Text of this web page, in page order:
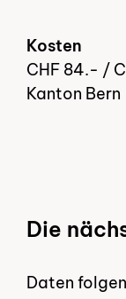
Kosten
CHF 84.- /
Kanton Bern
Die
Daten